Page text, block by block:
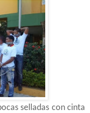
selladas con cinta